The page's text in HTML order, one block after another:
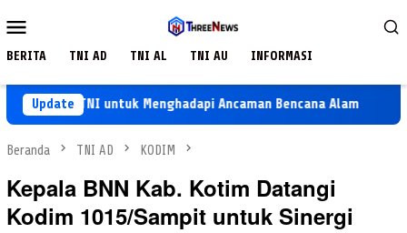
ke
Mobile
BERITA TNI AD TNI AL TNI AU INFORMASI
Update
TNI untuk Menghadapi Ancaman Bencana Alam
Beranda TNI AD KODIM
Kepala BNN Kab. Kotim Datangi
Kodim 1015/Sampit untuk Sinergi